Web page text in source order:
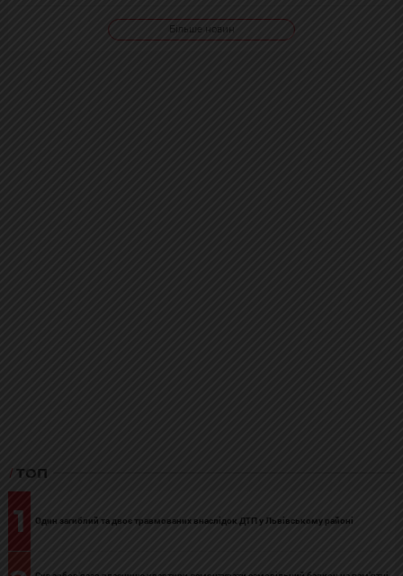
Більше новин
ТОП
1 Один загиблий та двоє травмованих внаслідок ДТП у Львівському районі